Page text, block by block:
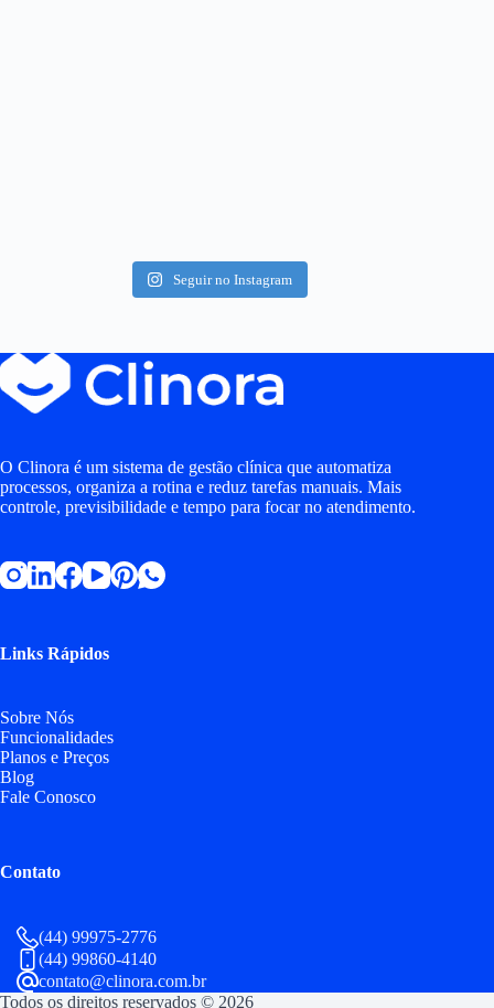
Seguir no Instagram
O Clinora é um sistema de gestão clínica que automatiza
processos, organiza a rotina e reduz tarefas manuais. Mais
controle, previsibilidade e tempo para focar no atendimento.
Links Rápidos
Sobre Nós
Funcionalidades
Planos e Preços
Blog
Fale Conosco
Contato
(44) 99975-2776
(44) 99860-4140
contato@clinora.com.br
Todos os direitos reservados © 2026